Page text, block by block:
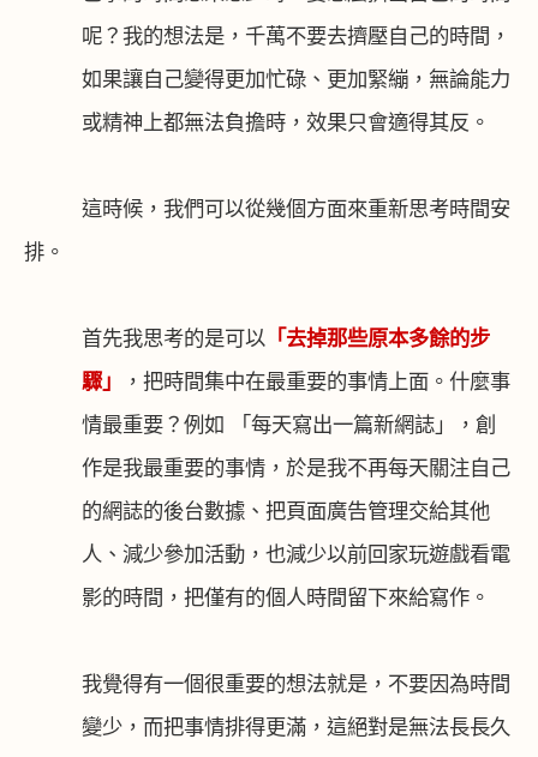
呢？我的想法是，千萬不要去擠壓自己的時間，
如果讓自己變得更加忙碌、更加緊繃，無論能力
或精神上都無法負擔時，效果只會適得其反。
這時候，我們可以從幾個方面來重新思考時間安
排。
首先我思考的是可以 「去掉那些原本多餘的步
驟」
，把時間集中在最重要的事情上面。什麼事
情最重要？例如 「每天寫出一篇新網誌」，創
作是我最重要的事情，於是我不再每天關注自己
的網誌的後台數據、把頁面廣告管理交給其他
人、減少參加活動，也減少以前回家玩遊戲看電
影的時間，把僅有的個人時間留下來給寫作。
我覺得有一個很重要的想法就是，不要因為時間
變少，而把事情排得更滿，這絕對是無法長長久